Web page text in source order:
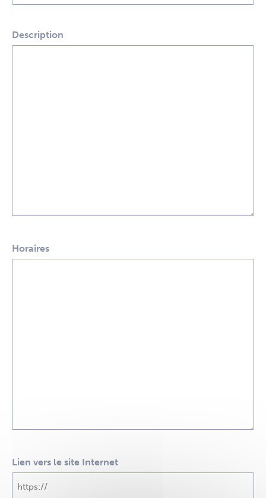
Description
Horaires
Lien vers le site Internet